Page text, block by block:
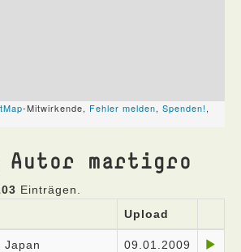
Autor martigro
Einträgen.
Upload
Japan 09.01.2009